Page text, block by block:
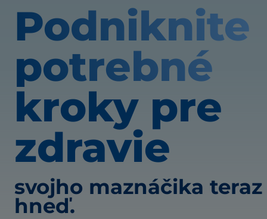
Podniknite
potrebné
kroky pre
zdravie
svojho maznáčika teraz
hneď.